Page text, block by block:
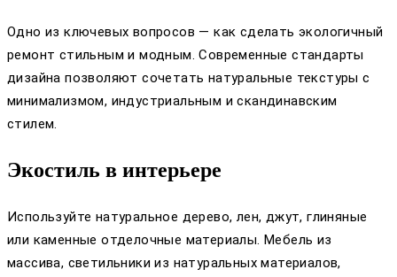
Одно из ключевых вопросов — как сделать экологичный
ремонт стильным и модным. Современные стандарты
дизайна позволяют сочетать натуральные текстуры с
минимализмом, индустриальным и скандинавским
стилем.
Экостиль в интерьере
Используйте натуральное дерево, лен, джут, глиняные
или каменные отделочные материалы. Мебель из
массива, светильники из натуральных материалов,